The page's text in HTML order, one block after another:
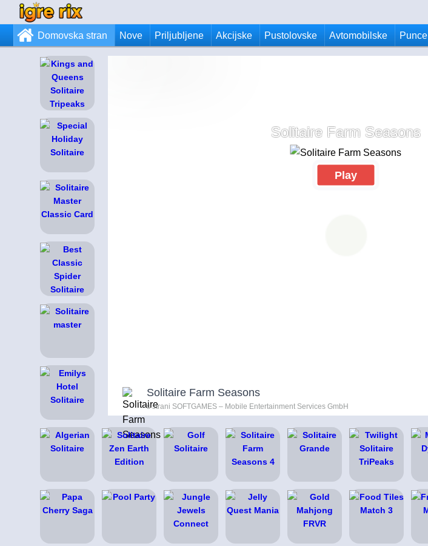
Domovska stran Nove Priljubljene Akcijske Pustolovske Avtomobilske Punce
Solitaire Farm Seasons
Play
Solitaire Farm Seasons
s strani SOFTGAMES – Mobile Entertainment Services GmbH